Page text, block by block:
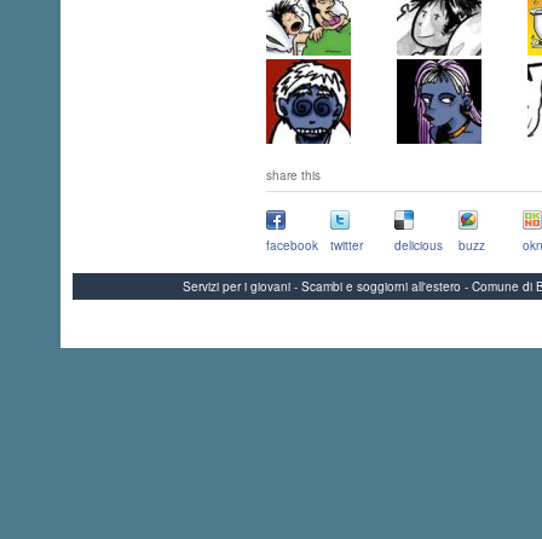
share this
facebook twitter delicious buzz
Servizi per i giovani - Scambi e soggiorni all'estero - Comune